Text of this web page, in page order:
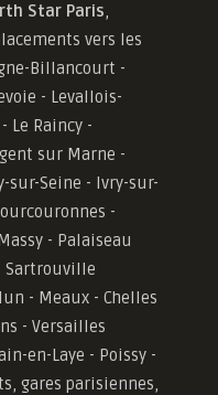
Star Paris,
vers les
Billancourt -
- Levallois-
Le Raincy -
sur Marne -
sur-Seine - Ivry-sur-
-
- Palaiseau
Sartrouville
- Meaux - Chelles
- Versailles
en-Laye - Poissy -
gares parisiennes,